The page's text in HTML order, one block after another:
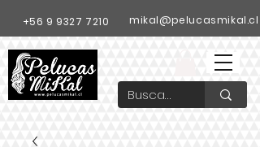
+56 9 9327 7210 mikal@pelucasmikal.cl